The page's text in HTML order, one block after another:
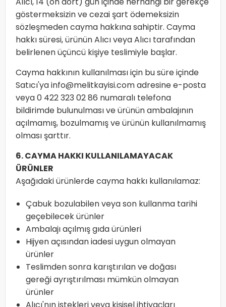
göstermeksizin ve cezai şart ödemeksizin
sözleşmeden cayma hakkına sahiptir. Cayma
hakkı süresi, ürünün Alıcı veya Alıcı tarafından
belirlenen üçüncü kişiye teslimiyle başlar.
Cayma hakkının kullanılması için bu süre içinde
Satıcı'yainfo@melitkayisi.comadresine e-posta
veya0 422 323 02 86 numaralı telefona
bildirimde bulunulması ve ürünün ambalajının
açılmamış, bozulmamış ve ürünün kullanılmamış
olması şarttır.
6. CAYMA HAKKI KULLANILAMAYACAK
ÜRÜNLER
Aşağıdaki ürünlerde cayma hakkı kullanılamaz:
Çabuk bozulabilen veya son kullanma tarihi
geçebilecek ürünler
Ambalajı açılmış gıda ürünleri
Hijyen açısından iadesi uygun olmayan
ürünler
Teslimden sonra karıştırılan ve doğası
gereği ayrıştırılması mümkün olmayan
ürünler